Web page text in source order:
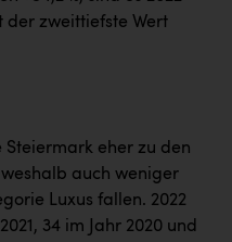
der zweittiefste Wert
eher zu den
auch weniger
Luxus fallen. 2022
34 im Jahr 2020 und